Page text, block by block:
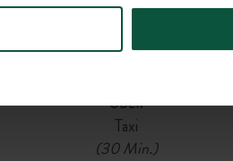
(40 Min. Bus + 15 Min. zu Fuß)
Fahrrad
ODER
Taxi
(30 Min.)